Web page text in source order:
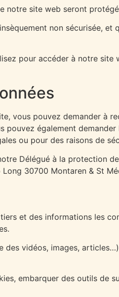
notre site web seront
non sécurisée,
pour accéder à notre
vous pouvez demander à
également
ou pour des raisons de
Délégué à la protection
30700 Montaren & St
et des informations les
vidéos, images,
embarquer des outils de